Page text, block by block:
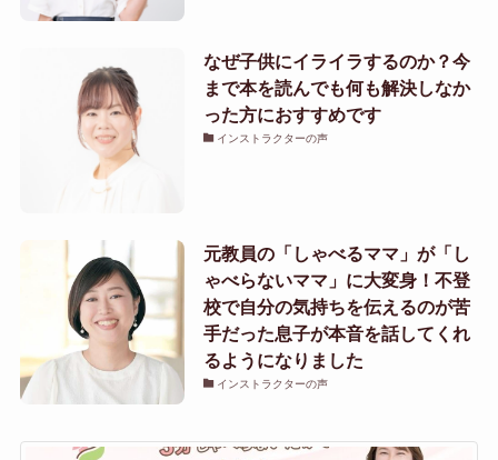
なぜ子供にイライラするのか？今
まで本を読んでも何も解決しなか
った方におすすめです
インストラクターの声
元教員の「しゃべるママ」が「し
ゃべらないママ」に大変身！不登
校で自分の気持ちを伝えるのが苦
手だった息子が本音を話してくれ
るようになりました
インストラクターの声